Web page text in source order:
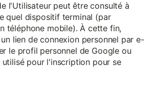
l'Utilisateur peut être consulté à
quel dispositif terminal (par
téléphone mobile). À cette fin,
lien de connexion personnel par e-
le profil personnel de Google ou
utilisé pour l'inscription pour se